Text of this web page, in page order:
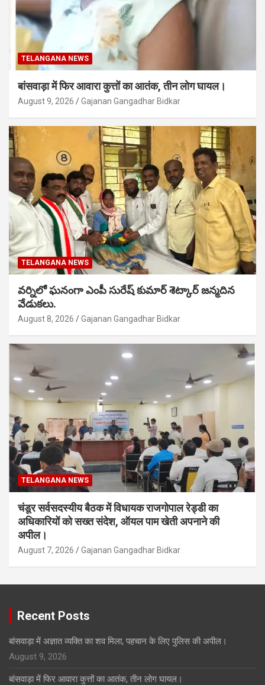
TELANGANA NEWS
बांसवाड़ा में फिर आवारा कुत्तों का आतंक, तीन लोग घायल।
August 9, 2026 Gajanan Gangadhar Bidkar
TELANGANA NEWS
వర్నిలో ఘనంగా ఎంపీ సురేష్ కుమార్ శెట్కార్ జన్మదిన
వేడుకలు.
August 8, 2026 Gajanan Gangadhar Bidkar
TELANGANA NEWS
चंडूर सर्वसदस्यीय बैठक में विधायक राजगोपाल रेड्डी का
अधिकारियों को सख्त संदेश, ऑयल पाम खेती अपनाने की
अपील।
August 7, 2026 Gajanan Gangadhar Bidkar
Recent Posts
बांसवाड़ा में अज्ञात व्यक्ति का शव मिला, पहचान के लिए पुलिस की अपील।
August 9, 2026
बांसवाड़ा में फिर आवारा कुत्तों का आतंक, तीन लोग घायल।